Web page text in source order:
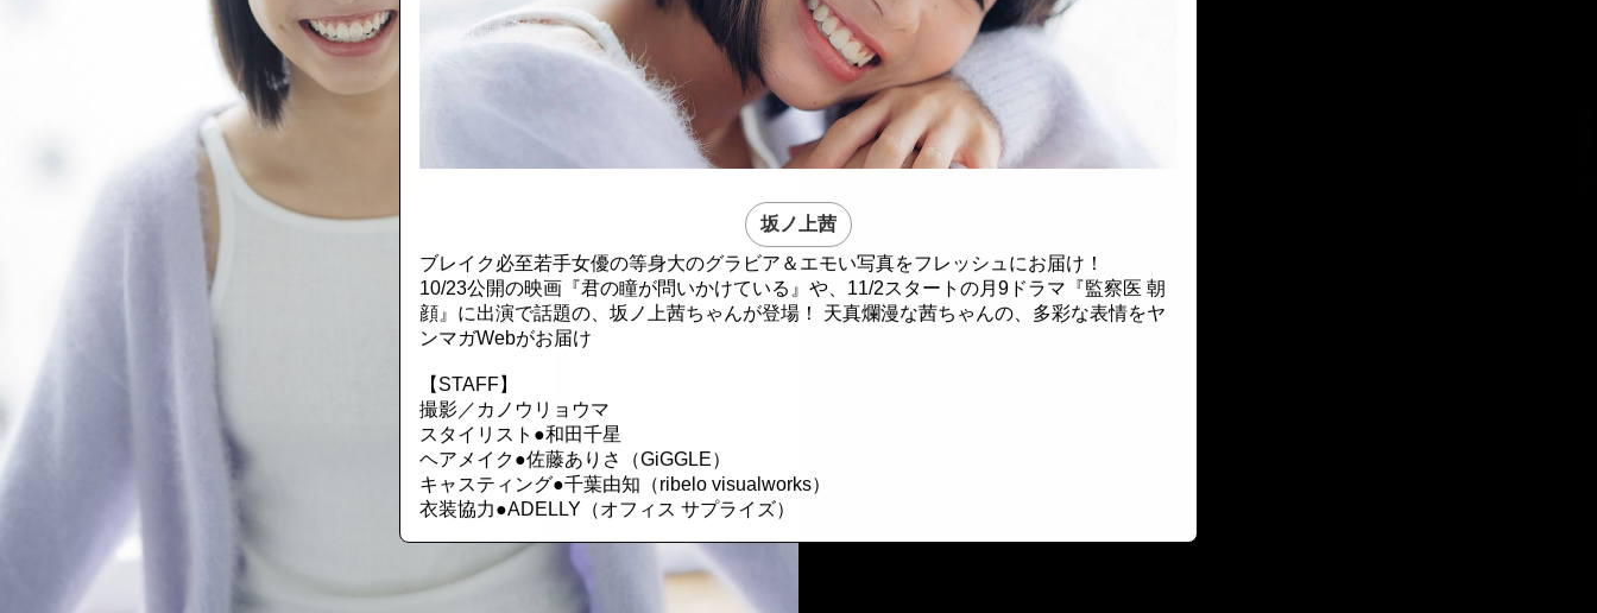
坂ノ上茜
ブレイク必至若手女優の等身大のグラビア＆エモい写真をフレッシュにお届け！
10/23公開の映画『君の瞳が問いかけている』や、11/2スタートの月9ドラマ『監察医 朝
顔』に出演で話題の、坂ノ上茜ちゃんが登場！ 天真爛漫な茜ちゃんの、多彩な表情をヤ
ンマガWebがお届け
【STAFF】
撮影／カノウリョウマ
スタイリスト●和田千星
ヘアメイク●佐藤ありさ（GiGGLE）
キャスティング●千葉由知（ribelo visualworks）
衣装協力●ADELLY（オフィス サプライズ）